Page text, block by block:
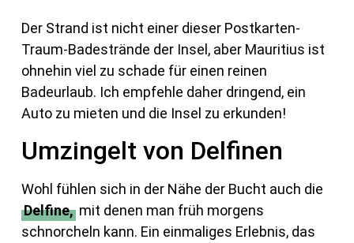
Der Strand ist nicht einer dieser Postkarten-
Traum-Badestrände der Insel, aber Mauritius ist
ohnehin viel zu schade für einen reinen
Badeurlaub. Ich empfehle daher dringend, ein
Auto zu mieten und die Insel zu erkunden!
Umzingelt von Delfinen
Wohl fühlen sich in der Nähe der Bucht auch die
Delfine,mit denen man früh morgens
schnorcheln kann. Ein einmaliges Erlebnis, das